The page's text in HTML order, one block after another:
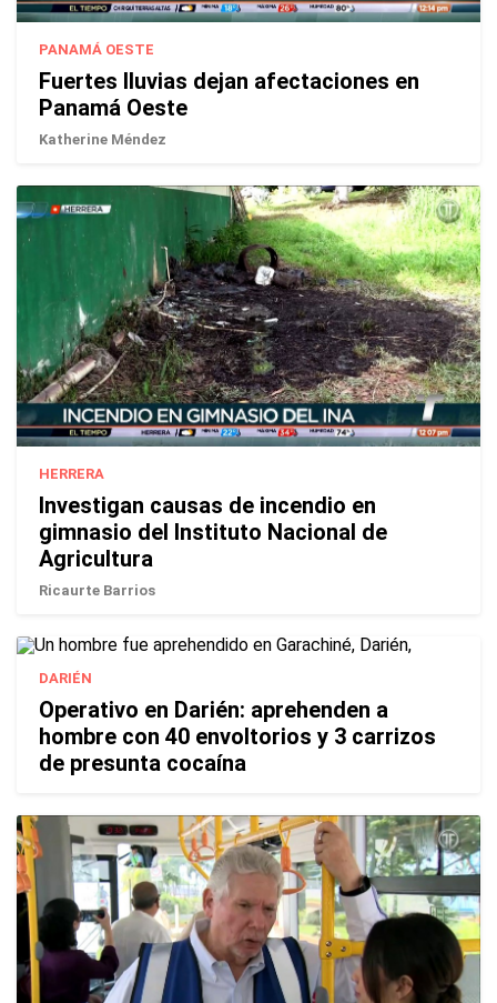
PANAMÁ OESTE
Fuertes lluvias dejan afectaciones en
Panamá Oeste
Katherine Méndez
HERRERA
Investigan causas de incendio en
gimnasio del Instituto Nacional de
Agricultura
Ricaurte Barrios
DARIÉN
Operativo en Darién: aprehenden a
hombre con 40 envoltorios y 3 carrizos
de presunta cocaína